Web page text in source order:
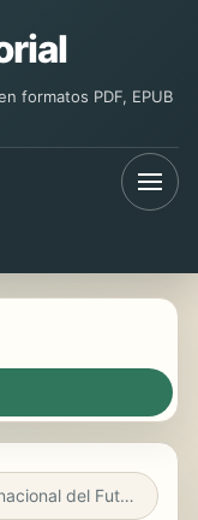
formatos PDF, EPUB
El Derecho internacional del Futbol